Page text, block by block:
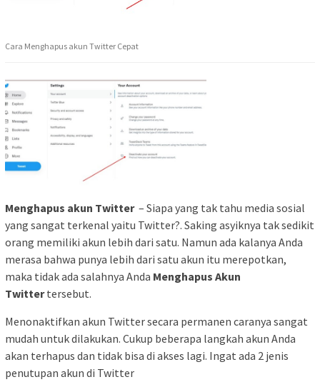
Cara Menghapus akun Twitter Cepat
Menghapus akun Twitter– Siapa yang tak tahu media sosial
yang sangat terkenal yaitu Twitter?. Saking asyiknya tak sedikit
orang memiliki akun lebih dari satu. Namun ada kalanya Anda
merasa bahwa punya lebih dari satu akun itu merepotkan,
maka tidak ada salahnya Anda Menghapus Akun
Twittertersebut.
Menonaktifkan akun Twitter secara permanen caranya sangat
mudah untuk dilakukan. Cukup beberapa langkah akun Anda
akan terhapus dan tidak bisa di akses lagi. Ingat ada 2 jenis
penutupan akun di Twitter